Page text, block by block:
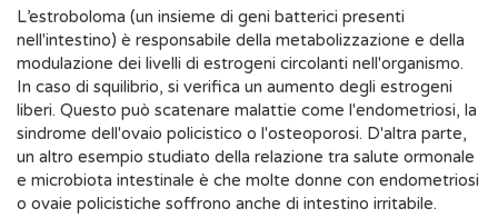
L’estroboloma (un insieme di geni batterici presenti
nell'intestino) è responsabile della metabolizzazione e della
modulazione dei livelli di estrogeni circolanti nell'organismo.
In caso di squilibrio, si verifica un aumento degli estrogeni
liberi. Questo può scatenare malattie come l'endometriosi, la
sindrome dell'ovaio policistico o l'osteoporosi. D'altra parte,
un altro esempio studiato della relazione tra salute ormonale
e microbiota intestinale è che molte donne con endometriosi
o ovaie policistiche soffrono anche di intestino irritabile.